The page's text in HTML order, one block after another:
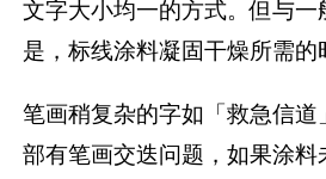
文字大小均一的方式。但与
是，标线涂料凝固干燥所需的
笔画稍复杂的字如「救急信道
部有笔画交迭问题，如果涂